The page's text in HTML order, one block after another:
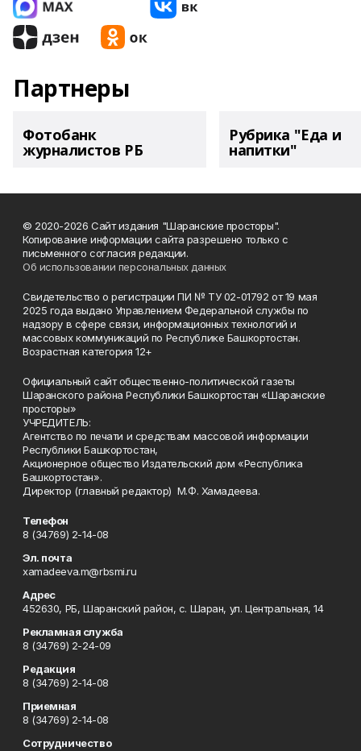
Партнеры
Фотобанк
журналистов РБ
Рубрика "Еда и
напитки"
© 2020-2026 Сайт издания "Шаранские просторы".
Копирование информации сайта разрешено только с
письменного согласия редакции.
Об использовании персональных данных
Свидетельство о регистрации ПИ № ТУ 02-01792 от 19 мая
2025 года выдано Управлением Федеральной службы по
надзору в сфере связи, информационных технологий и
массовых коммуникаций по Республике Башкортостан.
Возрастная категория 12+
Официальный сайт общественно-политической газеты
Шаранского района Республики Башкортостан «Шаранские
просторы»
УЧРЕДИТЕЛЬ:
Агентство по печати и средствам массовой информации
Республики Башкортостан,
Акционерное общество Издательский дом «Республика
Башкортостан».
Директор (главный редактор) М.Ф. Хамадеева.
Телефон
8 (34769) 2-14-08
Эл. почта
xamadeeva.m@rbsmi.ru
Адрес
452630, РБ, Шаранский район, с. Шаран, ул. Центральная, 14
Рекламная служба
8 (34769) 2-24-09
Редакция
8 (34769) 2-14-08
Приемная
8 (34769) 2-14-08
Сотрудничество